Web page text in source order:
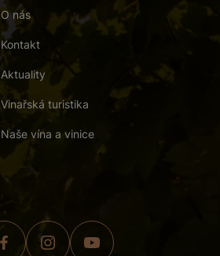
O nás
Kontakt
Aktuality
Vinařská turistika
Naše vína a vinice